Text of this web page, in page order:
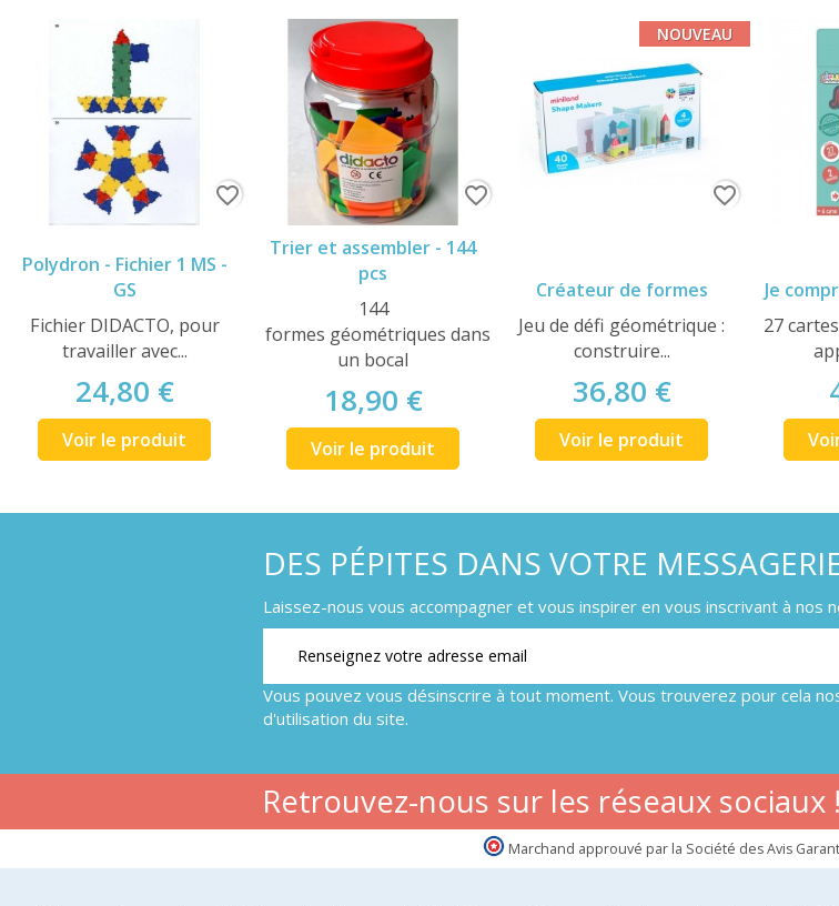
Polydron - Fichier 1 MS -
GS
Fichier DIDACTO, pour
travailler avec...
24,80 €
Voir le produit
favorite_border
Trier et assembler - 144
pcs
144
formes géométriques dans
un bocal
18,90 €
Voir le produit
favorite_border
Créateur de formes
Jeu de défi géométrique :
construire...
36,80 €
Voir le produit
NOUVEAU
favorite_border
Je
27
DES PÉPITES DANS VOTRE
Laissez-nous vous accompagner et vous inspirer en vous inscrivant à nos
Vous pouvez vous désinscrire à tout moment. Vous trouverez pour cela
d'utilisation du site.
Retrouvez-nous sur les réseaux sociaux !
Marchand approuvé par la Société des Avis